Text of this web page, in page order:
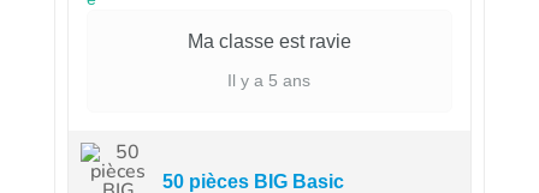
Ma classe est ravie
Il y a 5 ans
50 pièces BIG Basic